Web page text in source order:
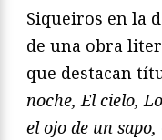
Siqueiros en la
de una obra
que destacan
noche, El cielo,
el ojo de un